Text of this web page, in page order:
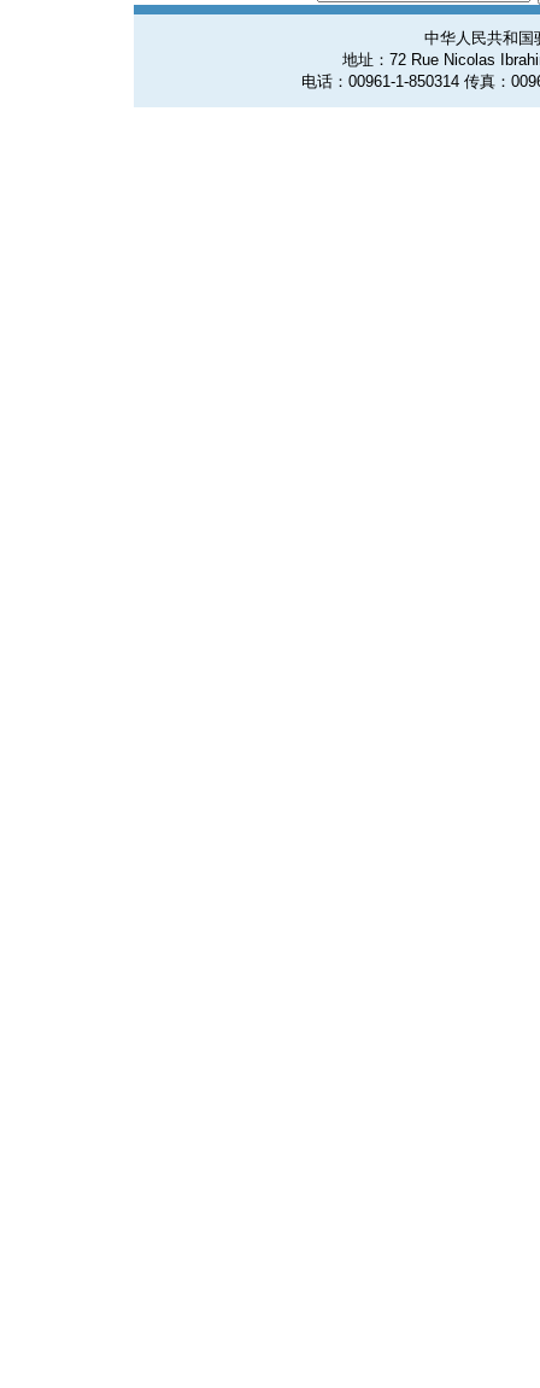
中华人民共和国
地址：72 Rue Nicolas
电话：00961-1-850314 传真：